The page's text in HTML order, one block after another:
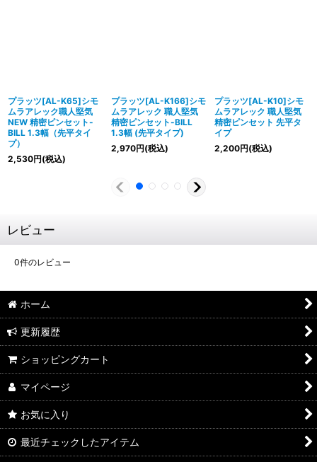
プラッツ[AL-K65]シモ
ムラアレック職人堅気
NEW 精密ピンセット-
BILL 1.3幅（先平タイ
プ）
2,530円(税込)
プラッツ[AL-K166]シモ
ムラアレック 職人堅気
精密ピンセット-BILL
1.3幅 (先平タイプ)
2,970円(税込)
プラッツ[AL-K10]シモ
ムラアレック 職人堅気
精密ピンセット 先平タ
イプ
2,200円(税込)
レビュー
0件のレビュー
ホーム
更新履歴
ショッピングカート
マイページ
お気に入り
最近チェックしたアイテム